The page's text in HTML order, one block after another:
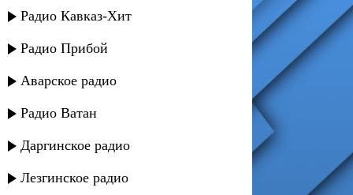
Радио Кавказ-Хит
Радио Прибой
Аварское радио
Радио Ватан
Даргинское радио
Лезгинское радио